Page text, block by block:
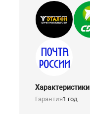
Характеристики
Гарантия1 год